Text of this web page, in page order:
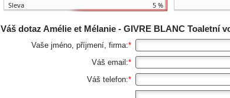
Sleva 5 %
Váš dotaz Amélie et Mélanie - GIVRE BLANC Toaletní
Vaše jméno, příjmení, firma:*
Váš email:*
Váš telefon:*